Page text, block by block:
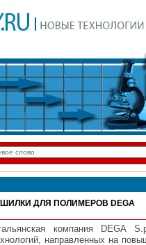
ДЛЯ ПОЛИМЕРОВ DEGA
компания DEGA
направленных на